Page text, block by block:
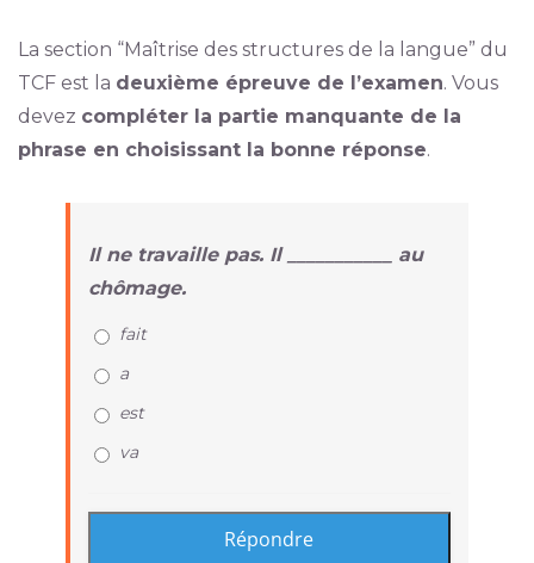
La section “Maîtrise des structures de la langue” du
TCF est la deuxième épreuve de l’examen. Vous
devez compléter la partie manquante de la
phrase en choisissant la bonne réponse.
Il ne travaille pas. Il ___________ au
chômage.
fait
a
est
va